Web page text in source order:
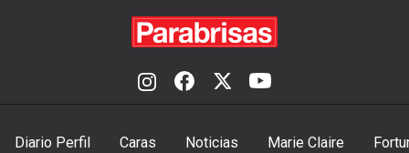
Diario Perfil Caras Noticias Marie Claire